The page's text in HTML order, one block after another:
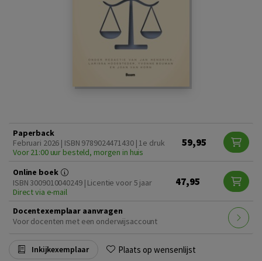
Paperback
Februari 2026 | ISBN 9789024471430 | 1e druk
Voor 21:00 uur besteld, morgen in huis
59,95
Online boek
ISBN 3009010040249 | Licentie voor 5 jaar
Direct via e-mail
47,95
Docentexemplaar aanvragen
Voor docenten met een onderwijsaccount
Inkijkexemplaar Plaats op wensenlijst